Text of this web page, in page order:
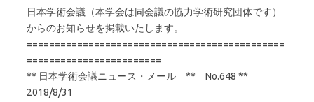
日本学術会議（本学会は同会議の協力学術研究団体です）
からのお知らせを掲載いたします。
==============================================
========================
** 日本学術会議ニュース・メール ** No.648 **
2018/8/31